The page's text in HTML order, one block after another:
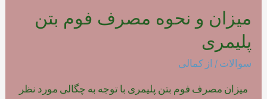
میزان و نحوه مصرف فوم بتن
پلیمری
سوالات / از کمالی
میزان مصرف فوم بتن پلیمری با توجه به چگالی مورد نظر